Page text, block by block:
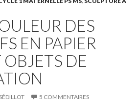
L
n
k
e
d
I
DES
EN PAPIER
DE
5 COMMENTAIRES